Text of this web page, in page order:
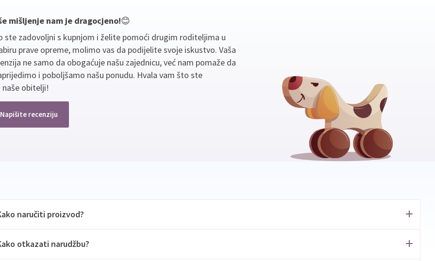
mišljenje nam je dragocjeno!😊
ste zadovoljni s kupnjom i želite pomoći drugim roditeljima u
prave opreme, molimo vas da podijelite svoje iskustvo. Vaša
ne samo da obogaćuje našu zajednicu, već nam pomaže da
i poboljšamo našu ponudu. Hvala vam što ste
naše obitelji!
Napišite recenziju
naručiti proizvod?
otkazati narudžbu?